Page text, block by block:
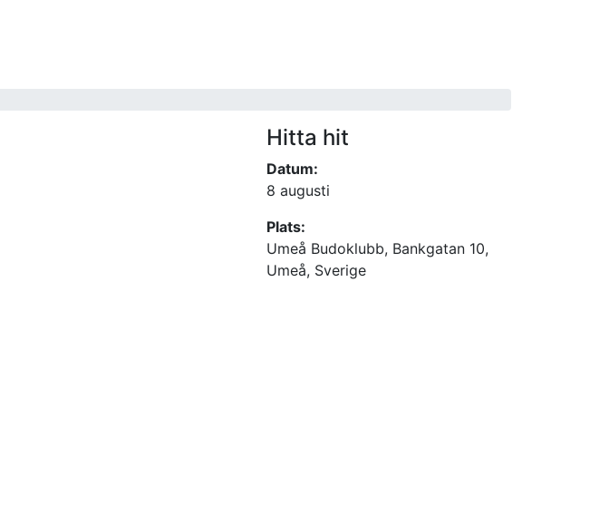
Hitta hit
Datum:
8 augusti
Plats:
Umeå Budoklubb, Bankgatan 10,
Umeå, Sverige